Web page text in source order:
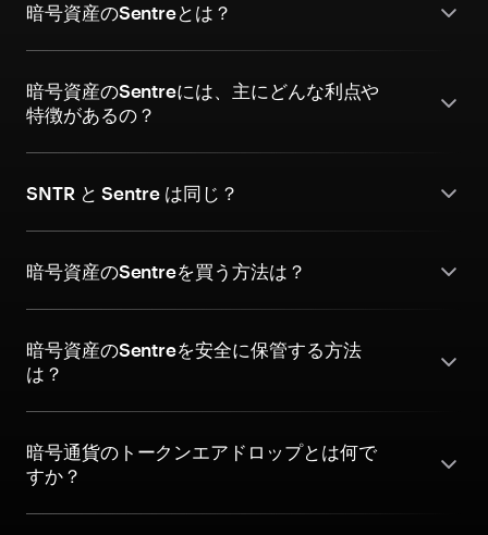
暗号資産のSentreとは？
暗号資産のSentreには、主にどんな利点や
特徴があるの？
SNTR と Sentre は同じ？
暗号資産のSentreを買う方法は？
暗号資産のSentreを安全に保管する方法
は？
暗号通貨のトークンエアドロップとは何で
すか？